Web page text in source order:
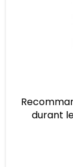
durant